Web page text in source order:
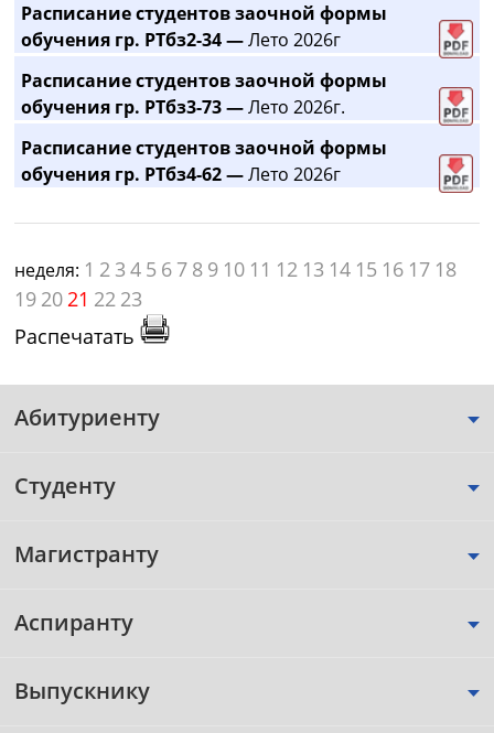
Расписание студентов заочной формы
обучения гр. РТбз2-34 —Лето 2026г
Расписание студентов заочной формы
обучения гр. РТбз3-73 —Лето 2026г.
Расписание студентов заочной формы
обучения гр. РТбз4-62 —Лето 2026г
неделя: 1 2 3 4 5 6 7 8 9 10 11 12 13 14 15 16 17 18
19 2021 22 23
Распечатать
Абитуриенту
Студенту
Магистранту
Аспиранту
Выпускнику